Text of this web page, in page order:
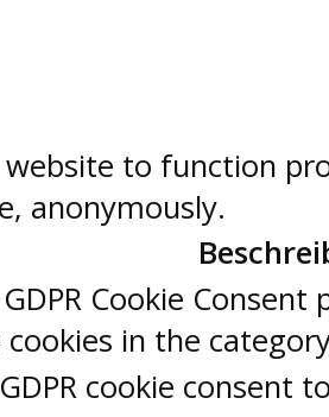
to function
anonymously.
Cookie
in the
cookie consent